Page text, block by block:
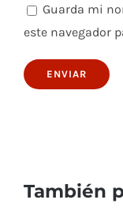
Guarda mi
este navegador
También